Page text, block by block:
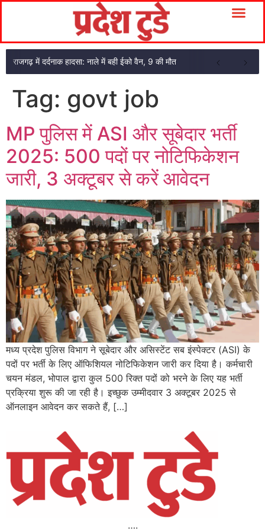
राजगढ़ में दर्दनाक हादसा: नाले में बही ईको वैन, 9 की मौत
Tag: govt job
MP पुलिस में ASI और सूबेदार भर्ती
2025: 500 पदों पर नोटिफिकेशन
जारी, 3 अक्टूबर से करें आवेदन
मध्य प्रदेश पुलिस विभाग ने सूबेदार और असिस्टेंट सब इंस्पेक्टर (ASI) के
पदों पर भर्ती के लिए ऑफिशियल नोटिफिकेशन जारी कर दिया है। कर्मचारी
चयन मंडल, भोपाल द्वारा कुल 500 रिक्त पदों को भरने के लिए यह भर्ती
प्रक्रिया शुरू की जा रही है। इच्छुक उम्मीदवार 3 अक्टूबर 2025 से
ऑनलाइन आवेदन कर सकते हैं, […]
….